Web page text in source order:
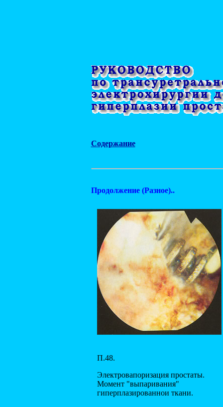
Содержание
Продолжение (Разное)..
П.48.
Электровапоризация простаты.
Момент "выпаривания"
гиперплазированнои ткани.